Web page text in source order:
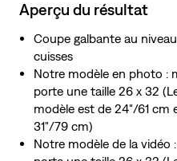
Aperçu du résultat
Coupe galbante au
cuisses
Notre modèle en photo :
porte une taille 26 x 32
modèle est de 24"/61 cm
31"/79 cm)
Notre modèle de la vidéo